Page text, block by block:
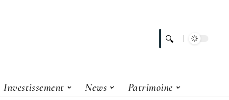
Investissement News Patrimoine